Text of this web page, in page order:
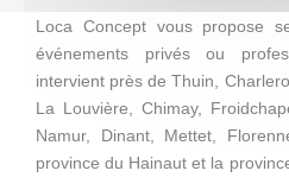
Loca Concept vous propose
événements privés ou
intervient près de Thuin,
La Louvière, Chimay,
Namur, Dinant, Mettet,
province du Hainaut et la